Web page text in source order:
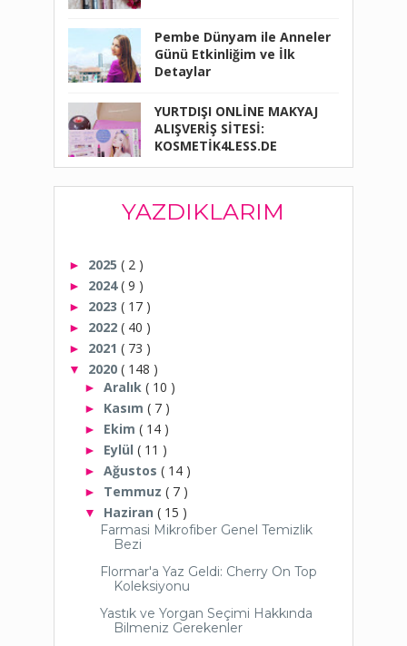
Pembe Dünyam ile Anneler
Günü Etkinliğim ve İlk
Detaylar
YURTDIŞI ONLİNE MAKYAJ
ALIŞVERİŞ SİTESİ:
KOSMETİK4LESS.DE
YAZDIKLARIM
► 2025 ( 2 )
► 2024( 9 )
► 2023 ( 17 )
► 2022 ( 40 )
► 2021 ( 73 )
▼ 2020 ( 148 )
► Aralık ( 10 )
► Kasım ( 7 )
► Ekim ( 14 )
► Eylül ( 11 )
► Ağustos ( 14 )
► Temmuz ( 7 )
▼ Haziran ( 15 )
Farmasi Mikrofiber Genel Temizlik
Bezi
Flormar'a Yaz Geldi: Cherry On Top
Koleksiyonu
Yastık ve Yorgan Seçimi Hakkında
Bilmeniz Gerekenler